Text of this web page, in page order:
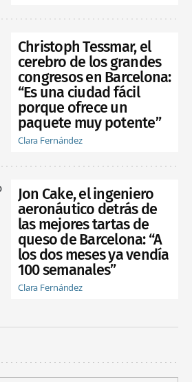
Christoph Tessmar, el
cerebro de los grandes
congresos en Barcelona:
“Es una ciudad fácil
porque ofrece un
paquete muy potente”
Clara Fernández
Jon Cake, el ingeniero
aeronáutico detrás de
las mejores tartas de
queso de Barcelona: “A
los dos meses ya vendía
100 semanales”
Clara Fernández